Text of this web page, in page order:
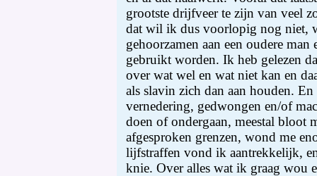
grootste drijfveer te zijn van veel
dat wil ik dus voorlopig nog niet,
gehoorzamen aan een oudere
gebruikt worden. Ik heb gelezen
over wat wel en wat niet kan en
als slavin zich dan aan houden.
vernedering, gedwongen en/of
doen of ondergaan, meestal bloot
afgesproken grenzen, wond me
lijfstraffen vond ik aantrekkelijk,
knie. Over alles wat ik graag wou